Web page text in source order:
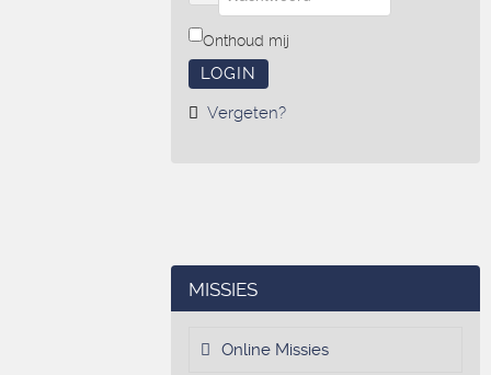
Onthoud mij
LOGIN
Vergeten?
MISSIES
Online Missies